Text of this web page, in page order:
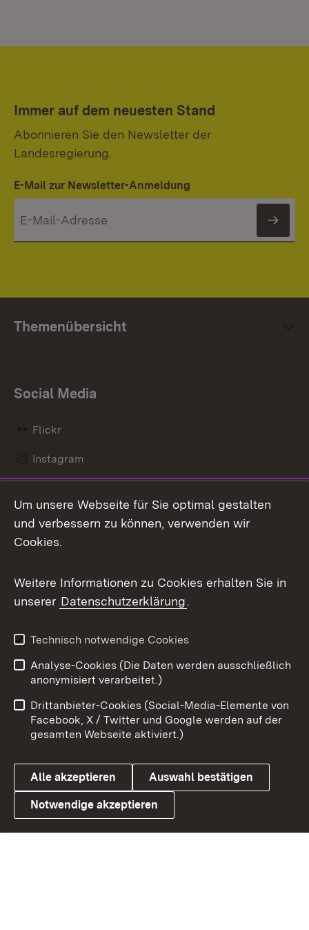
Immer auf dem neuesten Stand
Abonnieren Sie den Newsletter der
Landesregierung.
E-Mail zur Newsletter-Anmeldung
Themenübersicht
Social Media
Flickr
Instagram
Mastodon
Messenger
Social Wall
X / Twitter
Youtube
Link zum Landesportal
Benutzungshinweise
Barrierefreiheit
Datenschutz
Cookies
Um unsere Webseite für Sie optimal gestalten
und verbessern zu können, verwenden wir
Cookies.
Weitere Informationen zu Cookies erhalten Sie in
unserer Datenschutzerklärung.
Technisch notwendige Cookies
Analyse-Cookies (Die Daten werden ausschließlich
anonymisiert verarbeitet.)
Drittanbieter-Cookies (Social-Media-Elemente von
Facebook, X / Twitter und Google werden auf der
gesamten Webseite aktiviert.)
Alle akzeptieren Auswahl bestätigen
Notwendige akzeptieren